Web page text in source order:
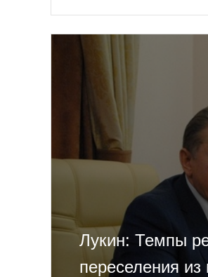
Лукин: Темпы
переселения из